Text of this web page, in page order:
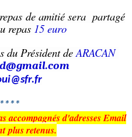
de amitié sera partagé
repas 15 euro
du Président deARACAN
accompagnés d'adresses Email
plus retenus.